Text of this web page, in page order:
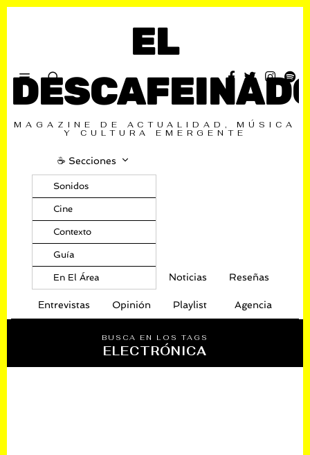
EL
MAGAZINE DE ACTUALIDAD, MÚSICA
Y CULTURA EMERGENTE
☕️ Secciones
Sonidos
Cine
Contexto
Guía
En El Área Noticias Reseñas
Entrevistas Opinión Playlist Agencia
BUSCA EN LOS TAGS
ELECTRÓNICA